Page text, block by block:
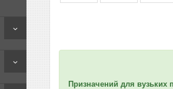
Призначений для вузьких